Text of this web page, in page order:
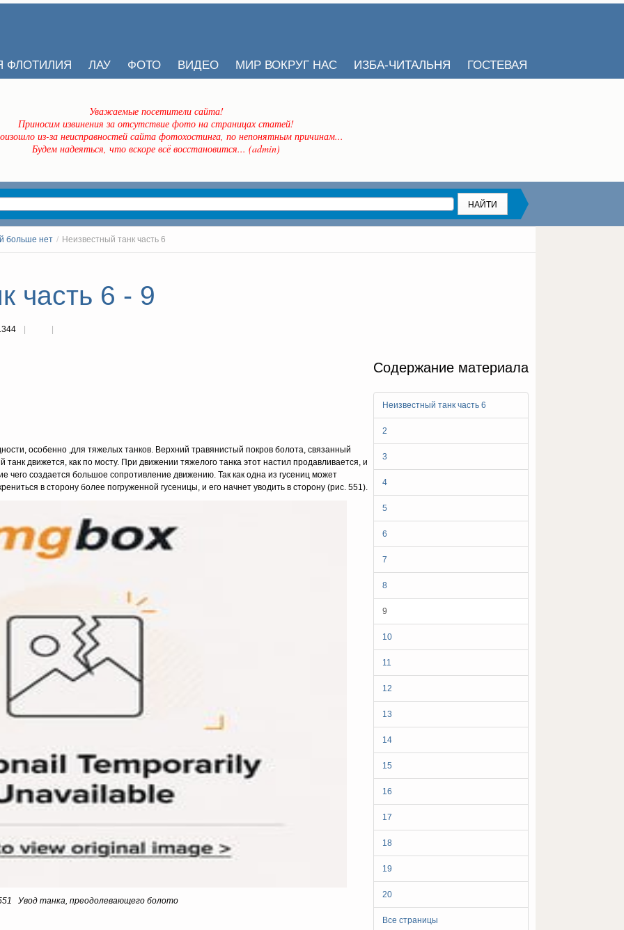
ФЛОТИЛИЯ ЛАУ ФОТО ВИДЕО МИР ВОКРУГ НАС ИЗБА-ЧИТАЛЬНЯ ГОСТЕВАЯ
Уважаемые посетители сайта!
Приносим извинения за отсутствие фото на страницах статей!
из-за неисправностей сайта фотохостинга, по непонятным причинам...
Будем надеяться, что вскоре всё восстановится... (admin)
больше нет / Неизвестный танк часть 6
часть 6 - 9
Содержание материала
Неизвестный танк часть 6
2
3
4
5
6
7
8
9
10
11
12
13
14
15
16
17
18
19
20
Все страницы
особенно ,для тяжелых танков. Верхний травянистый покров болота, связанный
движется, как по мосту. При движении тяжелого танка этот настил продавли­вается, и
чего создается большое сопротивление движению. Так как одна из гусениц может
в сторону более погруженной гусеницы, и его начнет уводить в сторону (рис. 551).
Увод танка, преодолевающего болото